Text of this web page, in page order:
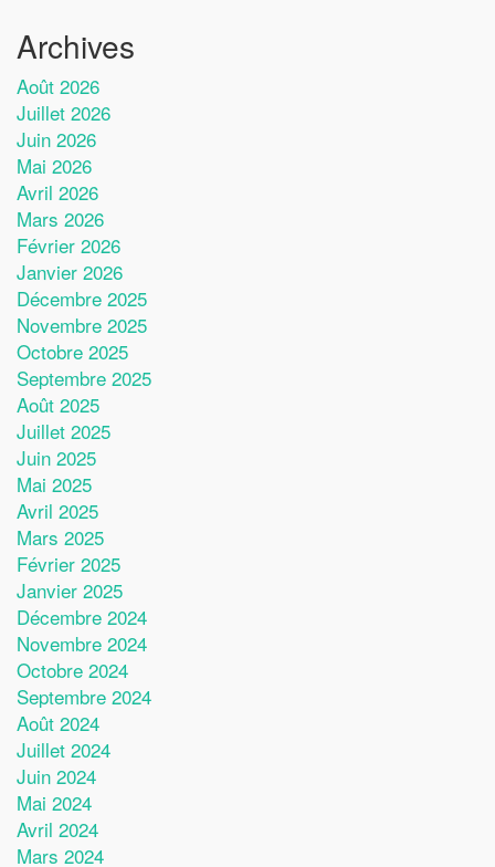
Archives
Août 2026
Juillet 2026
Juin 2026
Mai 2026
Avril 2026
Mars 2026
Février 2026
Janvier 2026
Décembre 2025
Novembre 2025
Octobre 2025
Septembre 2025
Août 2025
Juillet 2025
Juin 2025
Mai 2025
Avril 2025
Mars 2025
Février 2025
Janvier 2025
Décembre 2024
Novembre 2024
Octobre 2024
Septembre 2024
Août 2024
Juillet 2024
Juin 2024
Mai 2024
Avril 2024
Mars 2024